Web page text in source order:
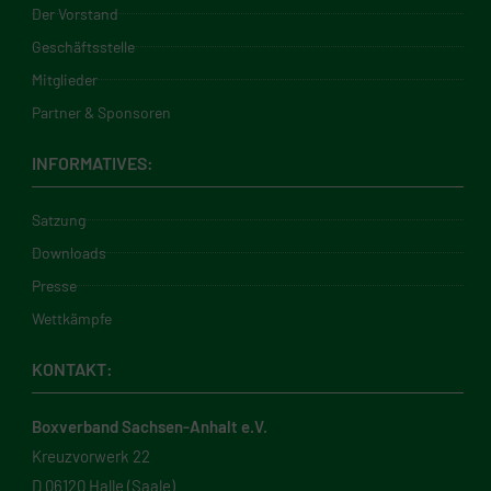
Der Vorstand
Geschäftsstelle
Mitglieder
Partner & Sponsoren
INFORMATIVES:
Satzung
Downloads
Presse
Wettkämpfe
KONTAKT:
Boxverband Sachsen-Anhalt e.V.
Kreuzvorwerk 22
D 06120 Halle (Saale)